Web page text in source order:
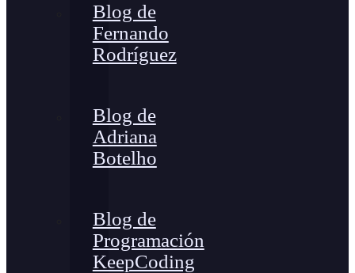
Blog de
Fernando
Rodríguez
Blog de
Adriana
Botelho
Blog de
Programación
KeepCoding